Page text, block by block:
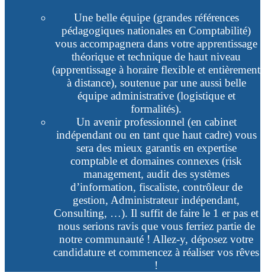
Une belle équipe (grandes références
pédagogiques nationales ​en Comptabilité)
vous accompagnera dans votre apprentissage
théorique et technique de haut niveau
(apprentissage à horaire flexible et entièrement
à ​distance), soutenue par une aussi belle
équipe administrative (logistique et
formalités).
Un avenir professionnel (en cabinet
indépendant ou en tant que haut cadre) vous
sera des mieux garantis en expertise
comptable et domaines connexes (risk
management, audit des systèmes
d’information, fiscaliste, contrôleur de
gestion, Administrateur indépendant,
Consulting, …). Il suffit de faire le 1 er pas et
nous serions ravis que vous ferriez ​partie de
notre communauté ! Allez-y, déposez votre
candidature et commencez à réaliser vos rêves
!